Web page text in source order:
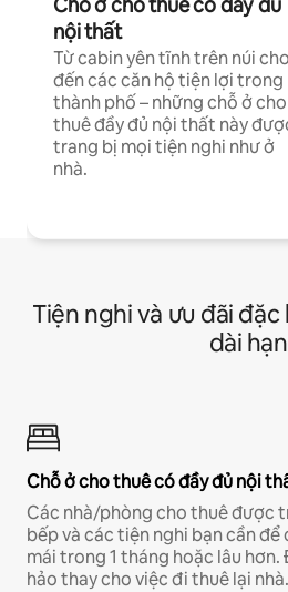
nội thất
Từ cabin yên tĩnh trên núi cho
đến các căn hộ tiện lợi trong
thành phố – những chỗ ở cho
thuê đầy đủ nội thất này
trang bị mọi tiện nghi như ở
nhà.
Tiện nghi và ưu đãi
dài hạn
Chỗ ở cho thuê có đầy đủ nội
Các nhà/phòng cho thuê được
bếp và các tiện nghi bạn cần
mái trong 1 tháng hoặc lâu
hảo thay cho việc đi thuê lại nhà.